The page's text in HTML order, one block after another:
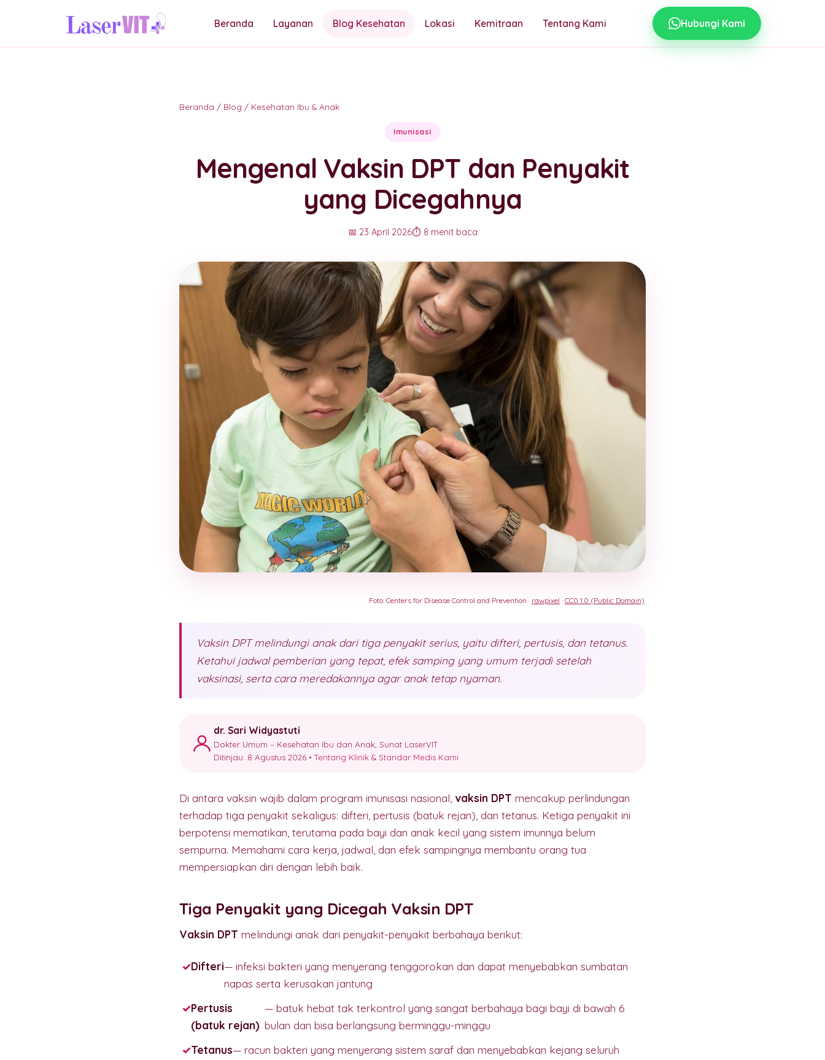
Beranda Layanan Blog Kesehatan Lokasi Kemitraan Tentang Kami Hubungi Kami
Beranda / Blog / Kesehatan Ibu & Anak
Imunisasi
Mengenal Vaksin DPT dan Penyakit
yang Dicegahnya
📅 23 April 2026⏱️ 8 menit baca
Foto: Centers for Disease Control and Prevention · rawpixel · CC0 1.0 (Public Domain)
Vaksin DPT melindungi anak dari tiga penyakit serius, yaitu difteri, pertusis, dan tetanus.
Ketahui jadwal pemberian yang tepat, efek samping yang umum terjadi setelah
vaksinasi, serta cara meredakannya agar anak tetap nyaman.
dr. Sari Widyastuti
Dokter Umum – Kesehatan Ibu dan Anak, Sunat LaserVIT
Ditinjau: 8 Agustus 2026 •Tentang Klinik & Standar Medis Kami
Di antara vaksin wajib dalam program imunisasi nasional, vaksin DPT mencakup perlindungan
terhadap tiga penyakit sekaligus: difteri, pertusis (batuk rejan), dan tetanus. Ketiga penyakit ini
berpotensi mematikan, terutama pada bayi dan anak kecil yang sistem imunnya belum
sempurna. Memahami cara kerja, jadwal, dan efek sampingnya membantu orang tua
mempersiapkan diri dengan lebih baik.
Tiga Penyakit yang Dicegah Vaksin DPT
Vaksin DPT melindungi anak dari penyakit-penyakit berbahaya berikut:
Difteri— infeksi bakteri yang menyerang tenggorokan dan dapat menyebabkan sumbatan
napas serta kerusakan jantung
Pertusis
(batuk rejan)
— batuk hebat tak terkontrol yang sangat berbahaya bagi bayi di bawah 6
bulan dan bisa berlangsung berminggu-minggu
Tetanus— racun bakteri yang menyerang sistem saraf dan menyebabkan kejang seluruh